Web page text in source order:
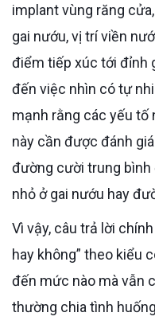
implant vùng răng
gai nướu, vị trí viền
điểm tiếp xúc tới đỉnh
đến việc nhìn có tự
mạnh rằng các yếu tố
này cần được đánh
đường cười trung bình
nhỏ ở gai nướu hay
Vì vậy, câu trả lời chính xác không phải là “giữ được
hay không” theo kiểu
đến mức nào mà vẫn
thường chia tình